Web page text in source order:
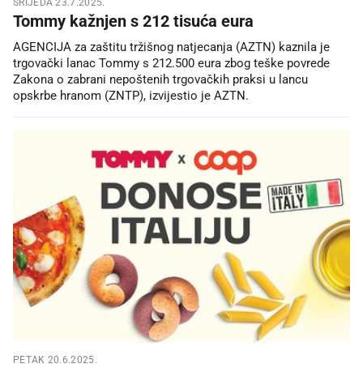
SRIJEDA 23.7.2025.
Tommy kažnjen s 212 tisuća eura
AGENCIJA za zaštitu tržišnog natjecanja (AZTN) kaznila je
trgovački lanac Tommy s 212.500 eura zbog teške povrede
Zakona o zabrani nepoštenih trgovačkih praksi u lancu
opskrbe hranom (ZNTP), izvijestio je AZTN.
PETAK 20.6.2025.